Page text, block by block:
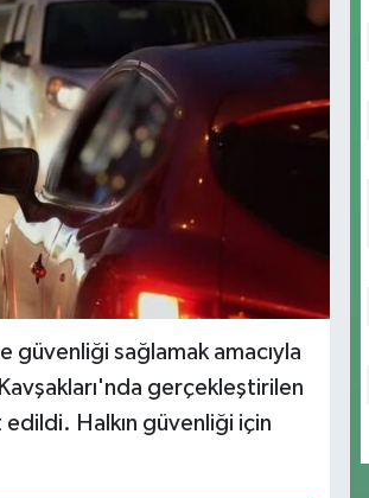
güvenliği sağlamak amacıyla
gerçekleştirilen
edildi. Halkın güvenliği için